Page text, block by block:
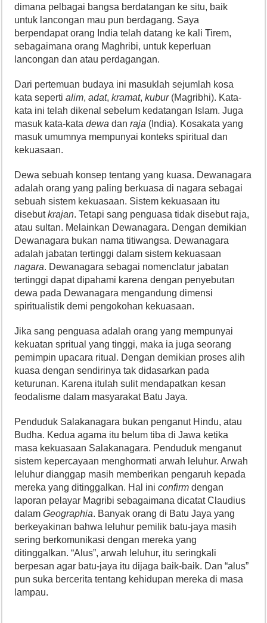
dimana pelbagai bangsa berdatangan ke situ, baik
untuk lancongan mau pun berdagang. Saya
berpendapat orang India telah datang ke kali Tirem,
sebagaimana orang Maghribi, untuk keperluan
lancongan dan atau perdagangan.
Dari pertemuan budaya ini masuklah sejumlah kosa
kata sepertialim,adat,kramat,kubur(Magribhi). Kata-
kata ini telah dikenal sebelum kedatangan Islam. Juga
masuk kata-katadewa danraja (India). Kosakata yang
masuk umumnya mempunyai konteks spiritual dan
kekuasaan.
Dewa sebuah konsep tentang yang kuasa. Dewanagara
adalah orang yang paling berkuasa di nagara sebagai
sebuah sistem kekuasaan. Sistem kekuasaan itu
disebutkrajan. Tetapi sang penguasa tidak disebut raja,
atau sultan. Melainkan Dewanagara. Dengan demikian
Dewanagara bukan nama titiwangsa. Dewanagara
adalah jabatan tertinggi dalam sistem kekuasaan
nagara. Dewanagara sebagai nomenclatur jabatan
tertinggi dapat dipahami karena dengan penyebutan
dewa pada Dewanagara mengandung dimensi
spiritualistik demi pengokohan kekuasaan.
Jika sang penguasa adalah orang yang mempunyai
kekuatan spritual yang tinggi, maka ia juga seorang
pemimpin upacara ritual. Dengan demikian proses alih
kuasa dengan sendirinya tak didasarkan pada
keturunan. Karena itulah sulit mendapatkan kesan
feodalisme dalam masyarakat Batu Jaya.
Penduduk Salakanagara bukan penganut Hindu, atau
Budha. Kedua agama itu belum tiba di Jawa ketika
masa kekuasaan Salakanagara. Penduduk menganut
sistem kepercayaan menghormati arwah leluhur. Arwah
leluhur dianggap masih memberikan pengaruh kepada
mereka yang ditinggalkan. Hal iniconfirm dengan
laporan pelayar Magribi sebagaimana dicatat Claudius
dalamGeographia. Banyak orang di Batu Jaya yang
berkeyakinan bahwa leluhur pemilik batu-jaya masih
sering berkomunikasi dengan mereka yang
ditinggalkan. “Alus”, arwah leluhur, itu seringkali
berpesan agar batu-jaya itu dijaga baik-baik. Dan “alus”
pun suka bercerita tentang kehidupan mereka di masa
lampau.